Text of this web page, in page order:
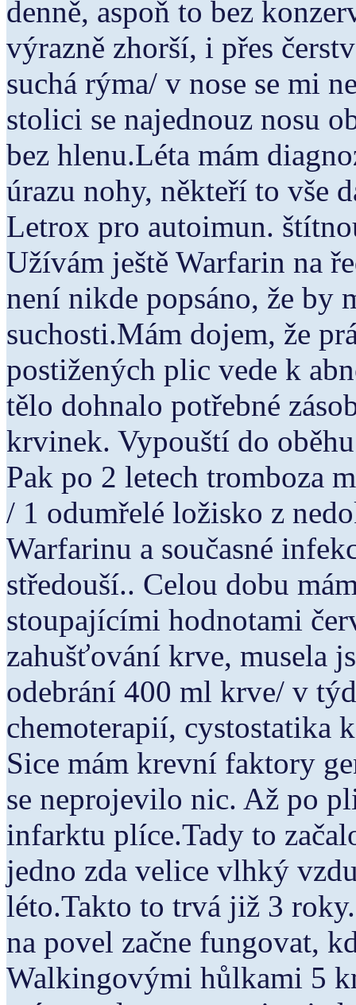
denně, aspoň to bez
výrazně zhorší, i přes
suchá rýma/ v nose se mi
stolici se najednouz nosu
bez hlenu.Léta mám
úrazu nohy, někteří to vše
Letrox pro autoimun.
Užívám ještě Warfarin na
není nikde popsáno, že by
suchosti.Mám dojem, že
postižených plic vede k
tělo dohnalo potřebné
krvinek. Vypouští do
Pak po 2 letech tromboza
/ 1 odumřelé ložisko z
Warfarinu a současné
středouší.. Celou dobu
stoupajícími hodnotami
zahušťování krve, musela
odebrání 400 ml krve/ v
chemoterapií, cystostatika
Sice mám krevní faktory
se neprojevilo nic. Až po
infarktu plíce.Tady to
jedno zda velice vlhký
léto.Takto to trvá již 3
na povel začne fungovat,
Walkingovými hůlkami 5